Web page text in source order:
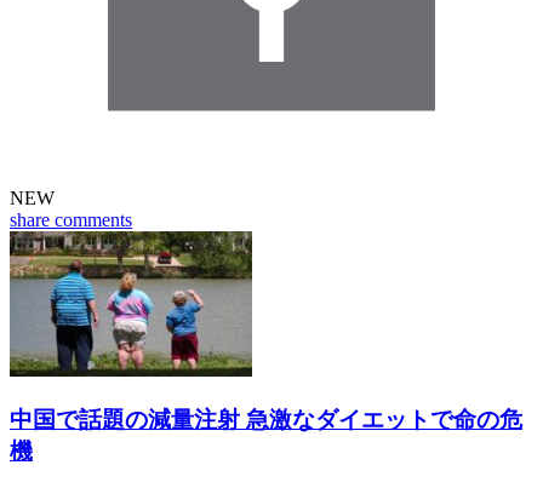
NEW
share comments
中国で話題の減量注射 急激なダイエットで命の危
機